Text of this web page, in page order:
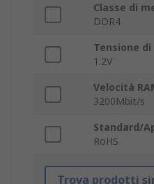
Classe di
DDR4
Tensione
1.2V
Velocità
3200Mbit/s
Standard/
RoHS
Trova prodotti